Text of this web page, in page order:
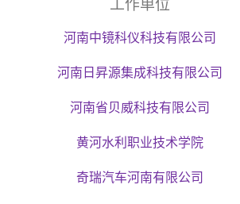
工作单位
河南中镜科仪科技有限公司
河南日昇源集成科技有限公司
河南省贝威科技有限公司
黄河水利职业技术学院
奇瑞汽车河南有限公司